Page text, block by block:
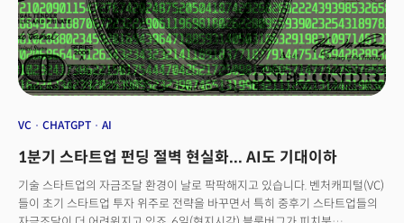
아니라 팀이 분산되면서 신입 직원을 교육하는 데 어려움을 겪을 수 있죠.
오프쇼어링의 증가는 미국 상업용부동산 소유자와 최근 몇 년간 임금이
급등한 미국의 숙련된 사무직 근로자들에게는 악재가 될 수 있습니다. 반면
개발도상국에 거주하는 숙련된 노동자에게는 긍정적인 소식입니다. 특히
미국과 시간대가 같은 남미 국가가 혜택을 보고 있습니다. 블룸 교수는
직종의 약 10~20%가 향후 10년 내에 해외로 이동할 수 있다고
VC CHATGPT AI
1분기 스타트업 펀딩 절벽 현실화... AI도 기대이하
기술 스타트업의 자금조달 환경이 날로 팍팍해지고 있습니다. 벤처캐피털(VC)
들이 초기 스타트업 투자 위주로 전략을 바꾸면서 특히 중후기 스타트업들의